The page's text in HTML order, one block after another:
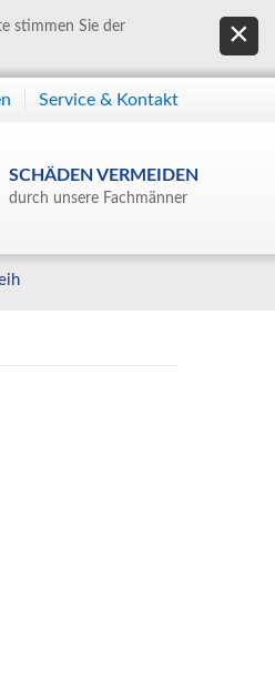
stimmen Sie der
SCHÄDEN VERMEIDEN
durch unsere Fachmänner
Service & Kontakt